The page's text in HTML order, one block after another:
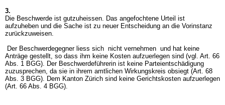
3.
Die Beschwerde ist gutzuheissen. Das angefochtene Urteil ist
aufzuheben und die Sache ist zu neuer Entscheidung an die Vorinstanz
zurückzuweisen.
Der Beschwerdegegner liess sich nicht vernehmen und hat keine
Anträge gestellt, so dass ihm keine Kosten aufzuerlegen sind (vgl. Art. 66
Abs. 1 BGG). Der Beschwerdeführerin ist keine Parteientschädigung
zuzusprechen, da sie in ihrem amtlichen Wirkungskreis obsiegt (Art. 68
Abs. 3 BGG). Dem Kanton Zürich sind keine Gerichtskosten aufzuerlegen
(Art. 66 Abs. 4 BGG).